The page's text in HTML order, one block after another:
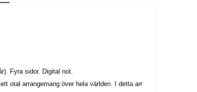
Fyra sidor. Digital not.
otal arrangemang över hela världen. I detta arr